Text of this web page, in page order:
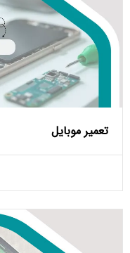
تعمیر موبایل